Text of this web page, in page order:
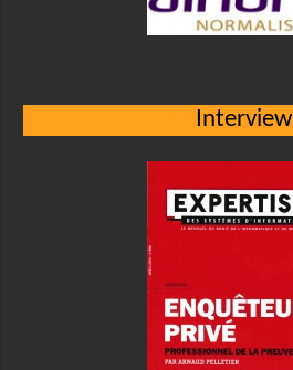
Interview